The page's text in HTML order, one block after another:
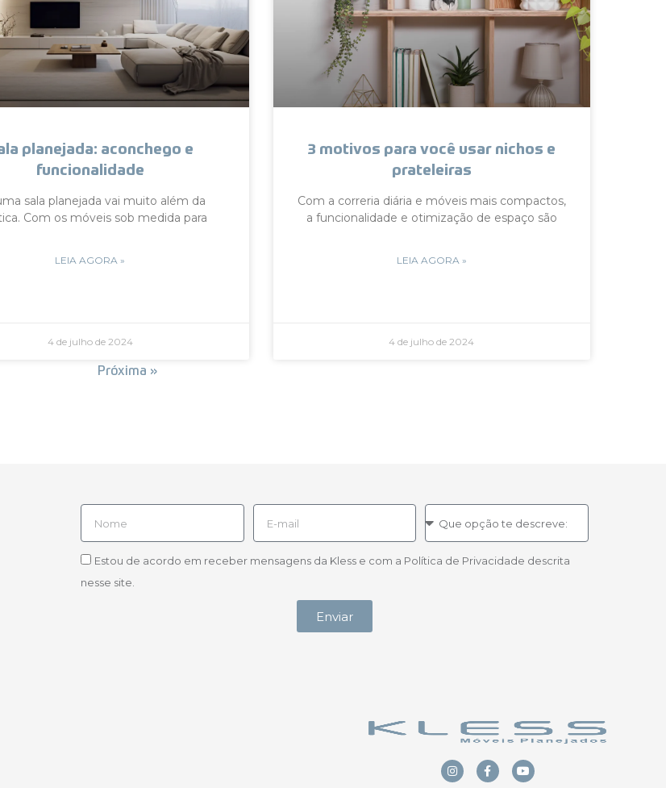
planejada: aconchego e
funcionalidade
sala planejada vai muito além da
Com os móveis sob medida para
LEIA AGORA »
4 de julho de 2024
3 motivos para você usar nichos e
prateleiras
Com a correria diária e móveis mais compactos,
a funcionalidade e otimização de espaço são
LEIA AGORA »
4 de julho de 2024
Próxima »
Estou de acordo em receber mensagens da Kless e com a Política de Privacidade descrita
nesse site.
Enviar